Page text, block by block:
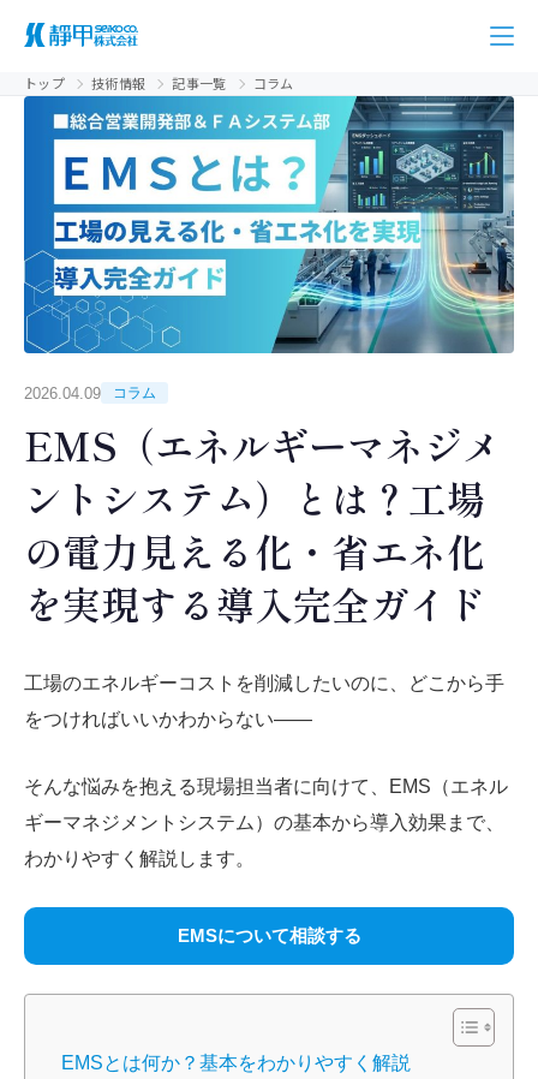
トップ 技術情報 記事一覧 コラム
2026.04.09 コラム
EMS（エネルギーマネジメ
ントシステム）とは？工場
の電力見える化・省エネ化
を実現する導入完全ガイド
工場のエネルギーコストを削減したいのに、どこから手
をつければいいかわからない――
そんな悩みを抱える現場担当者に向けて、EMS（エネル
ギーマネジメントシステム）の基本から導入効果まで、
わかりやすく解説します。
EMSについて相談する
EMSとは何か？基本をわかりやすく解説